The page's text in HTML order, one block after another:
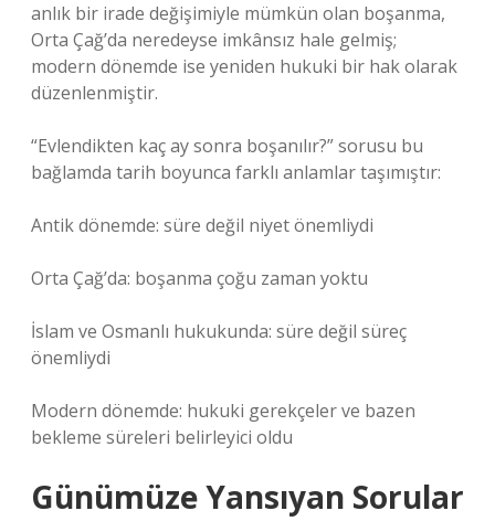
anlık bir irade değişimiyle mümkün olan boşanma,
Orta Çağ’da neredeyse imkânsız hale gelmiş;
modern dönemde ise yeniden hukuki bir hak olarak
düzenlenmiştir.
“Evlendikten kaç ay sonra boşanılır?” sorusu bu
bağlamda tarih boyunca farklı anlamlar taşımıştır:
Antik dönemde: süre değil niyet önemliydi
Orta Çağ’da: boşanma çoğu zaman yoktu
İslam ve Osmanlı hukukunda: süre değil süreç
önemliydi
Modern dönemde: hukuki gerekçeler ve bazen
bekleme süreleri belirleyici oldu
Günümüze Yansıyan Sorular